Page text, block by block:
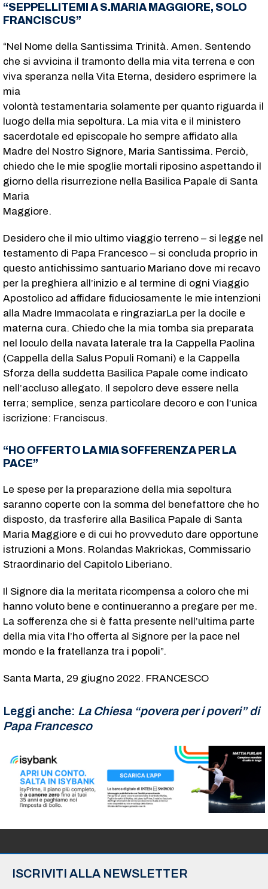
“SEPPELLITEMI A S.MARIA MAGGIORE, SOLO
FRANCISCUS”
“Nel Nome della Santissima Trinità. Amen. Sentendo
che si avvicina il tramonto della mia vita terrena e con
viva speranza nella Vita Eterna, desidero esprimere la
mia
volontà testamentaria solamente per quanto riguarda il
luogo della mia sepoltura. La mia vita e il ministero
sacerdotale ed episcopale ho sempre affidato alla
Madre del Nostro Signore, Maria Santissima. Perciò,
chiedo che le mie spoglie mortali riposino aspettando il
giorno della risurrezione nella Basilica Papale di Santa
Maria
Maggiore.
Desidero che il mio ultimo viaggio terreno – si legge nel
testamento di Papa Francesco – si concluda proprio in
questo antichissimo santuario Mariano dove mi recavo
per la preghiera all’inizio e al termine di ogni Viaggio
Apostolico ad affidare fiduciosamente le mie intenzioni
alla Madre Immacolata e ringraziarLa per la docile e
materna cura. Chiedo che la mia tomba sia preparata
nel loculo della navata laterale tra la Cappella Paolina
(Cappella della Salus Populi Romani) e la Cappella
Sforza della suddetta Basilica Papale come indicato
nell’accluso allegato. Il sepolcro deve essere nella
terra; semplice, senza particolare decoro e con l’unica
iscrizione: Franciscus.
“HO OFFERTO LA MIA SOFFERENZA PER LA
PACE”
Le spese per la preparazione della mia sepoltura
saranno coperte con la somma del benefattore che ho
disposto, da trasferire alla Basilica Papale di Santa
Maria Maggiore e di cui ho provveduto dare opportune
istruzioni a Mons. Rolandas Makrickas, Commissario
Straordinario del Capitolo Liberiano.
Il Signore dia la meritata ricompensa a coloro che mi
hanno voluto bene e continueranno a pregare per me.
La sofferenza che si è fatta presente nell’ultima parte
della mia vita l’ho offerta al Signore per la pace nel
mondo e la fratellanza tra i popoli”.
Santa Marta, 29 giugno 2022. FRANCESCO
Leggi anche: La Chiesa “povera per i poveri” di
Papa Francesco
ISCRIVITI ALLA NEWSLETTER